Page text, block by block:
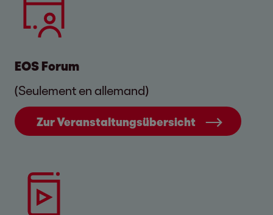
EOS Forum
(Seulement en allemand)
Zur Veranstaltungsübersicht